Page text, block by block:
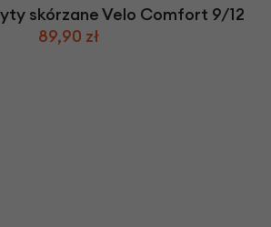
skórzane Velo Comfort 9/12
89,90 zł